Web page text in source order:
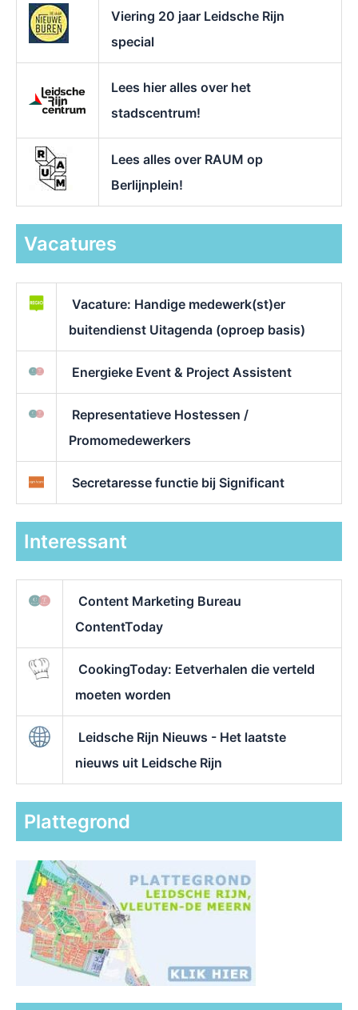
Viering 20 jaar Leidsche Rijn
special
Lees hier alles over het
stadscentrum!
Lees alles over RAUM op
Berlijnplein!
Vacatures
Vacature: Handige medewerk(st)er
buitendienst Uitagenda (oproep basis)
Energieke Event & Project Assistent
Representatieve Hostessen /
Promomedewerkers
Secretaresse functie bij Significant
Interessant
Content Marketing Bureau
ContentToday
CookingToday: Eetverhalen die verteld
moeten worden
Leidsche Rijn Nieuws - Het laatste
nieuws uit Leidsche Rijn
Plattegrond